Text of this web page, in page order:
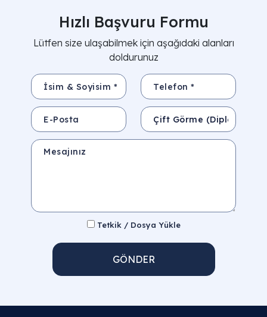
Hızlı Başvuru Formu
Lütfen size ulaşabilmek için aşağıdaki alanları
doldurunuz
İsim & Soyisim * Telefon *
E-Posta Konu
Mesajınız
Tetkik / Dosya Yükle
GÖNDER